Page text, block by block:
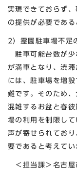
実現できておらず
の提供が必要である
2）霊園駐車場不足
駐車可能台数が少
が満車となり、渋
には、駐車場を増
難です。そのため
混雑するお盆と春
場の利用を制限し
声が寄せられてお
要であると考えてい
＜担当課＞名古屋